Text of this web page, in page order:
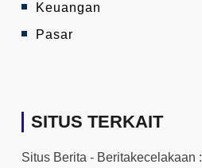
Keuangan
Pasar
SITUS TERKAIT
Situs Berita - Beritakecelakaan :